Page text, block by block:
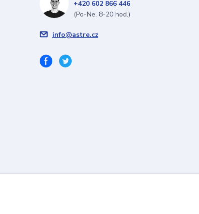
+420 602 866 446
(Po-Ne, 8-20 hod.)
info@astre.cz